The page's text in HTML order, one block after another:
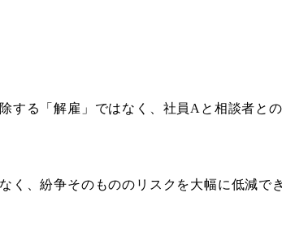
する「解雇」ではなく、社員Aと相談者と
、紛争そのもののリスクを大幅に低減でき